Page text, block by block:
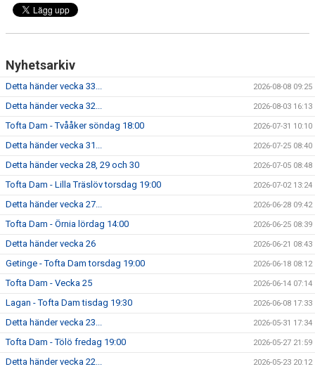
Nyhetsarkiv
Detta händer vecka 33... 2026-08-08 09:25
Detta händer vecka 32... 2026-08-03 16:13
Tofta Dam - Tvååker söndag 18:00 2026-07-31 10:10
Detta händer vecka 31... 2026-07-25 08:40
Detta händer vecka 28, 29 och 30 2026-07-05 08:48
Tofta Dam - Lilla Träslöv torsdag 19:00 2026-07-02 13:24
Detta händer vecka 27... 2026-06-28 09:42
Tofta Dam - Örnia lördag 14:00 2026-06-25 08:39
Detta händer vecka 26 2026-06-21 08:43
Getinge - Tofta Dam torsdag 19:00 2026-06-18 08:12
Tofta Dam - Vecka 25 2026-06-14 07:14
Lagan - Tofta Dam tisdag 19:30 2026-06-08 17:33
Detta händer vecka 23... 2026-05-31 17:34
Tofta Dam - Tölö fredag 19:00 2026-05-27 21:59
Detta händer vecka 22... 2026-05-23 20:12